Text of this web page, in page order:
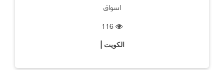
اسواق
الكويت |